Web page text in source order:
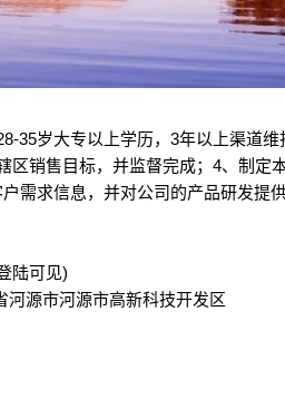
35岁大专以上学历，3年以上渠道
区销售目标，并监督完成；4、制定
需求信息，并对公司的产品研发提
陆可见)
河源市河源市高新科技开发区